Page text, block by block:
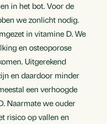
in het bot. Voor de
we zonlicht nodig.
in vitamine D. We
en osteoporose
Uitgerekend
en daardoor minder
een verhoogde
Naarmate we ouder
risico op vallen en